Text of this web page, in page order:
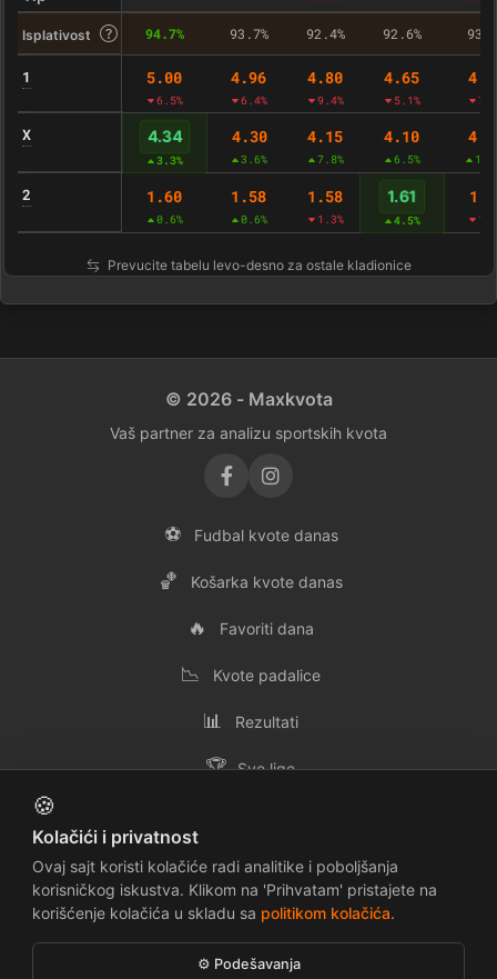
Isplativost 94.7% 93.7% 92.4% 92.6%
1 5.00
6.5%
4.96
6.4%
4.80
9.4%
4.65
5.1%
X 4.34
3.3%
4.30
3.6%
4.15
7.8%
4.10
6.5%
2 1.60
0.6%
1.58
0.6%
1.58
1.3%
1.61
4.5%
Prevucite tabelu levo-desno za ostale kladionice
© 2026 - Maxkvota
Vaš partner za analizu sportskih kvota
⚽ Fudbal kvote danas
🏀 Košarka kvote danas
🔥 Favoriti dana
📉 Kvote padalice
📊 Rezultati
🏆 Sve lige
✉️ Kontakt
📜 Uslovi korišćenja 🔒
🍪
Kolačići i privatnost
Ovaj sajt koristi kolačiće radi analitike i poboljšanja
korisničkog iskustva. Klikom na 'Prihvatam' pristajete na
korišćenje kolačića u skladu sa politikom kolačića.
⚙️ Podešavanja